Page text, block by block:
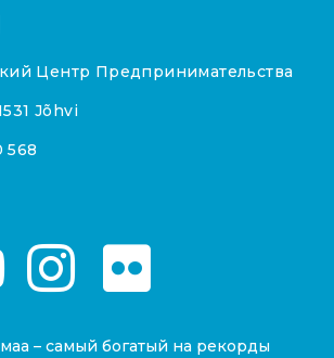
Центр Предпринимательства
Jõhvi
568
– самый богатый на рекорды